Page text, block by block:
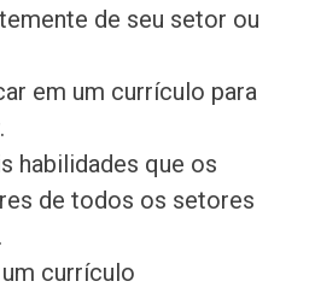
de seu setor ou
em um currículo para
habilidades que os
de todos os setores
currículo